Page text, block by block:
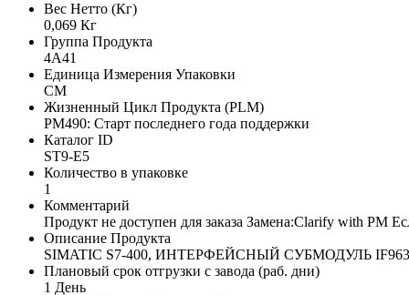
Вес Нетто (Кг)
0,069 Кг
Группа Продукта
4A41
Единица Измерения Упаковки
CM
Жизненный Цикл Продукта (PLM)
PM490: Старт последнего года поддержки
Каталог ID
ST9-E5
Количество в упаковке
1
Комментарий
Продукт не доступен для заказа Замена:Clarify with PM
Описание Продукта
SIMATIC S7-400, ИНТЕРФЕЙСНЫЙ СУБМОДУЛЬ
Плановый срок отгрузки с завода (раб. дни)
1 День